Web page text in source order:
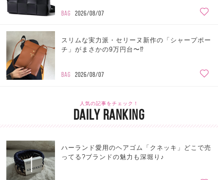
BAG 2026/08/07
スリムな実力派・セリーヌ新作の「シャープポー
チ」がまさかの9万円台〜⁉
BAG 2026/08/07
人気の記事をチェック！
DAILY RANKING
1
ハーランド愛用のヘアゴム「クネッキ」どこで売
ってる?ブランドの魅力も深堀り♪